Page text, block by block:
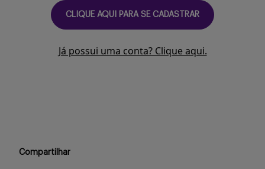
CLIQUE AQUI PARA SE CADASTRAR
Já possui uma conta? Clique aqui.
Compartilhar